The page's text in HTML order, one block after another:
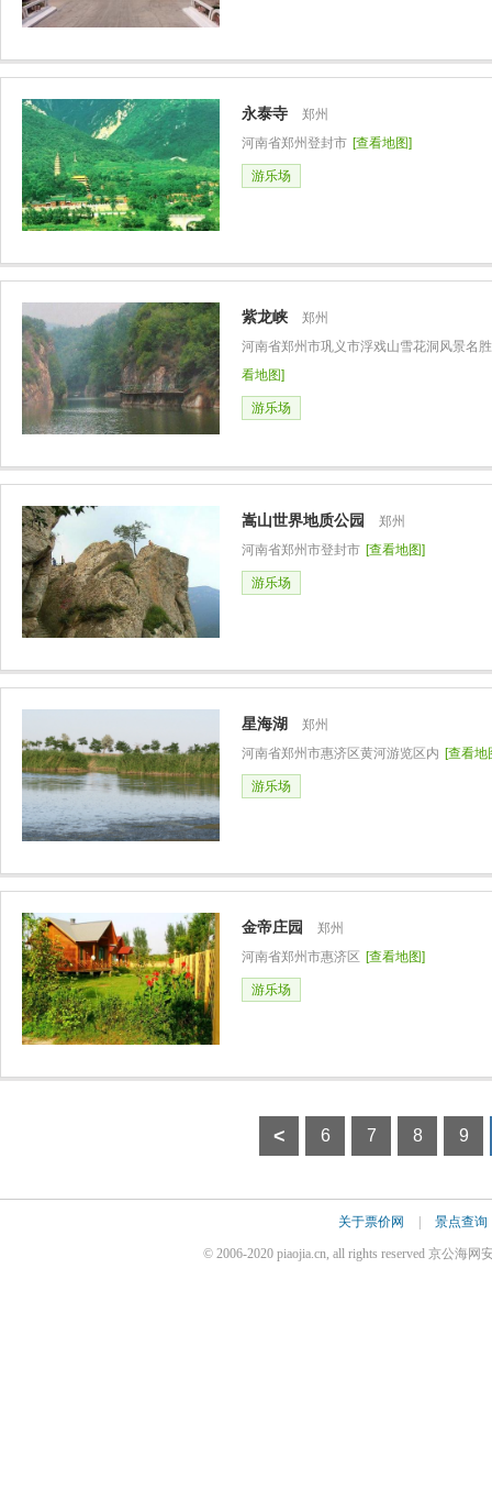
永泰寺
郑州
河南省郑州登封市 [查看地图]
游乐场
紫龙峡
郑州
河南省郑州市巩义市浮戏山雪花洞风景名
看地图]
游乐场
嵩山世界地质公园
郑州
河南省郑州市登封市 [查看地图]
游乐场
星海湖
郑州
河南省郑州市惠济区黄河游览区内 [查看地
游乐场
金帝庄园
郑州
河南省郑州市惠济区 [查看地图]
游乐场
< 6 7 8 9
关于票价网 景点查询
© 2006-2020 piaojia.cn, all rights reserved 京公海网